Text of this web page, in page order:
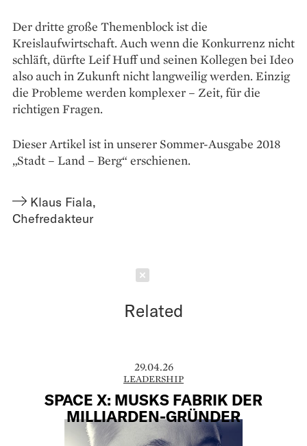
Der dritte große Themenblock ist die
Kreislaufwirtschaft. Auch wenn die Konkurrenz nicht
schläft, dürfte Leif Huff und seinen Kollegen bei Ideo
also auch in Zukunft nicht langweilig werden. Einzig
die Probleme werden komplexer – Zeit, für die
richtigen Fragen.
Dieser Artikel ist in unserer Sommer-Ausgabe 2018
„Stadt – Land – Berg“ erschienen.
Klaus Fiala,
Chefredakteur
Related
29.04.26
LEADERSHIP
SPACE X: MUSKS FABRIK DER
MILLIARDEN-GRÜNDER